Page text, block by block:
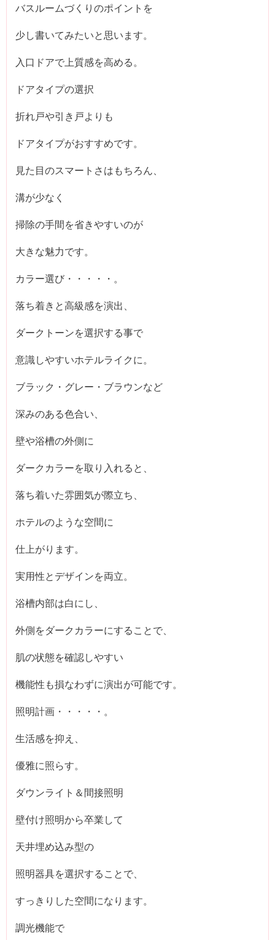
バスルームづくりのポイントを
少し書いてみたいと思います。
入口ドアで上質感を高める。
ドアタイプの選択
折れ戸や引き戸よりも
ドアタイプがおすすめです。
見た目のスマートさはもちろん、
溝が少なく
掃除の手間を省きやすいのが
大きな魅力です。
カラー選び・・・・・。
落ち着きと高級感を演出、
ダークトーンを選択する事で
意識しやすいホテルライクに。
ブラック・グレー・ブラウンなど
深みのある色合い、
壁や浴槽の外側に
ダークカラーを取り入れると、
落ち着いた雰囲気が際立ち、
ホテルのような空間に
仕上がります。
実用性とデザインを両立。
浴槽内部は白にし、
外側をダークカラーにすることで、
肌の状態を確認しやすい
機能性も損なわずに演出が可能です。
照明計画・・・・・。
生活感を抑え、
優雅に照らす。
ダウンライト＆間接照明
壁付け照明から卒業して
天井埋め込み型の
照明器具を選択することで、
すっきりした空間になります。
調光機能で